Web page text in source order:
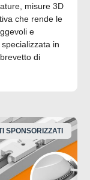
misure 3D
che rende le
e
in
di
SPONSORIZZATI